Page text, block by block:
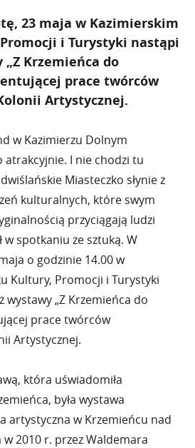
23 maja w Kazimierskim
i Turystyki nastąpi
Krzemieńca do
prace twórców
Artystycznej.
w Kazimierzu Dolnym
atrakcyjnie. I nie chodzi tu
Miasteczko słynie z
kulturalnych, które swym
przyciągają ludzi
w spotkaniu ze sztuką. W
o godzinie 14.00 w
Kultury, Promocji i Turystyki
wystawy „Z Krzemieńca do
prace twórców
Artystycznej.
która uświadomiła
była wystawa
artystyczna w Krzemieńcu nad
w 2010 r. przez Waldemara